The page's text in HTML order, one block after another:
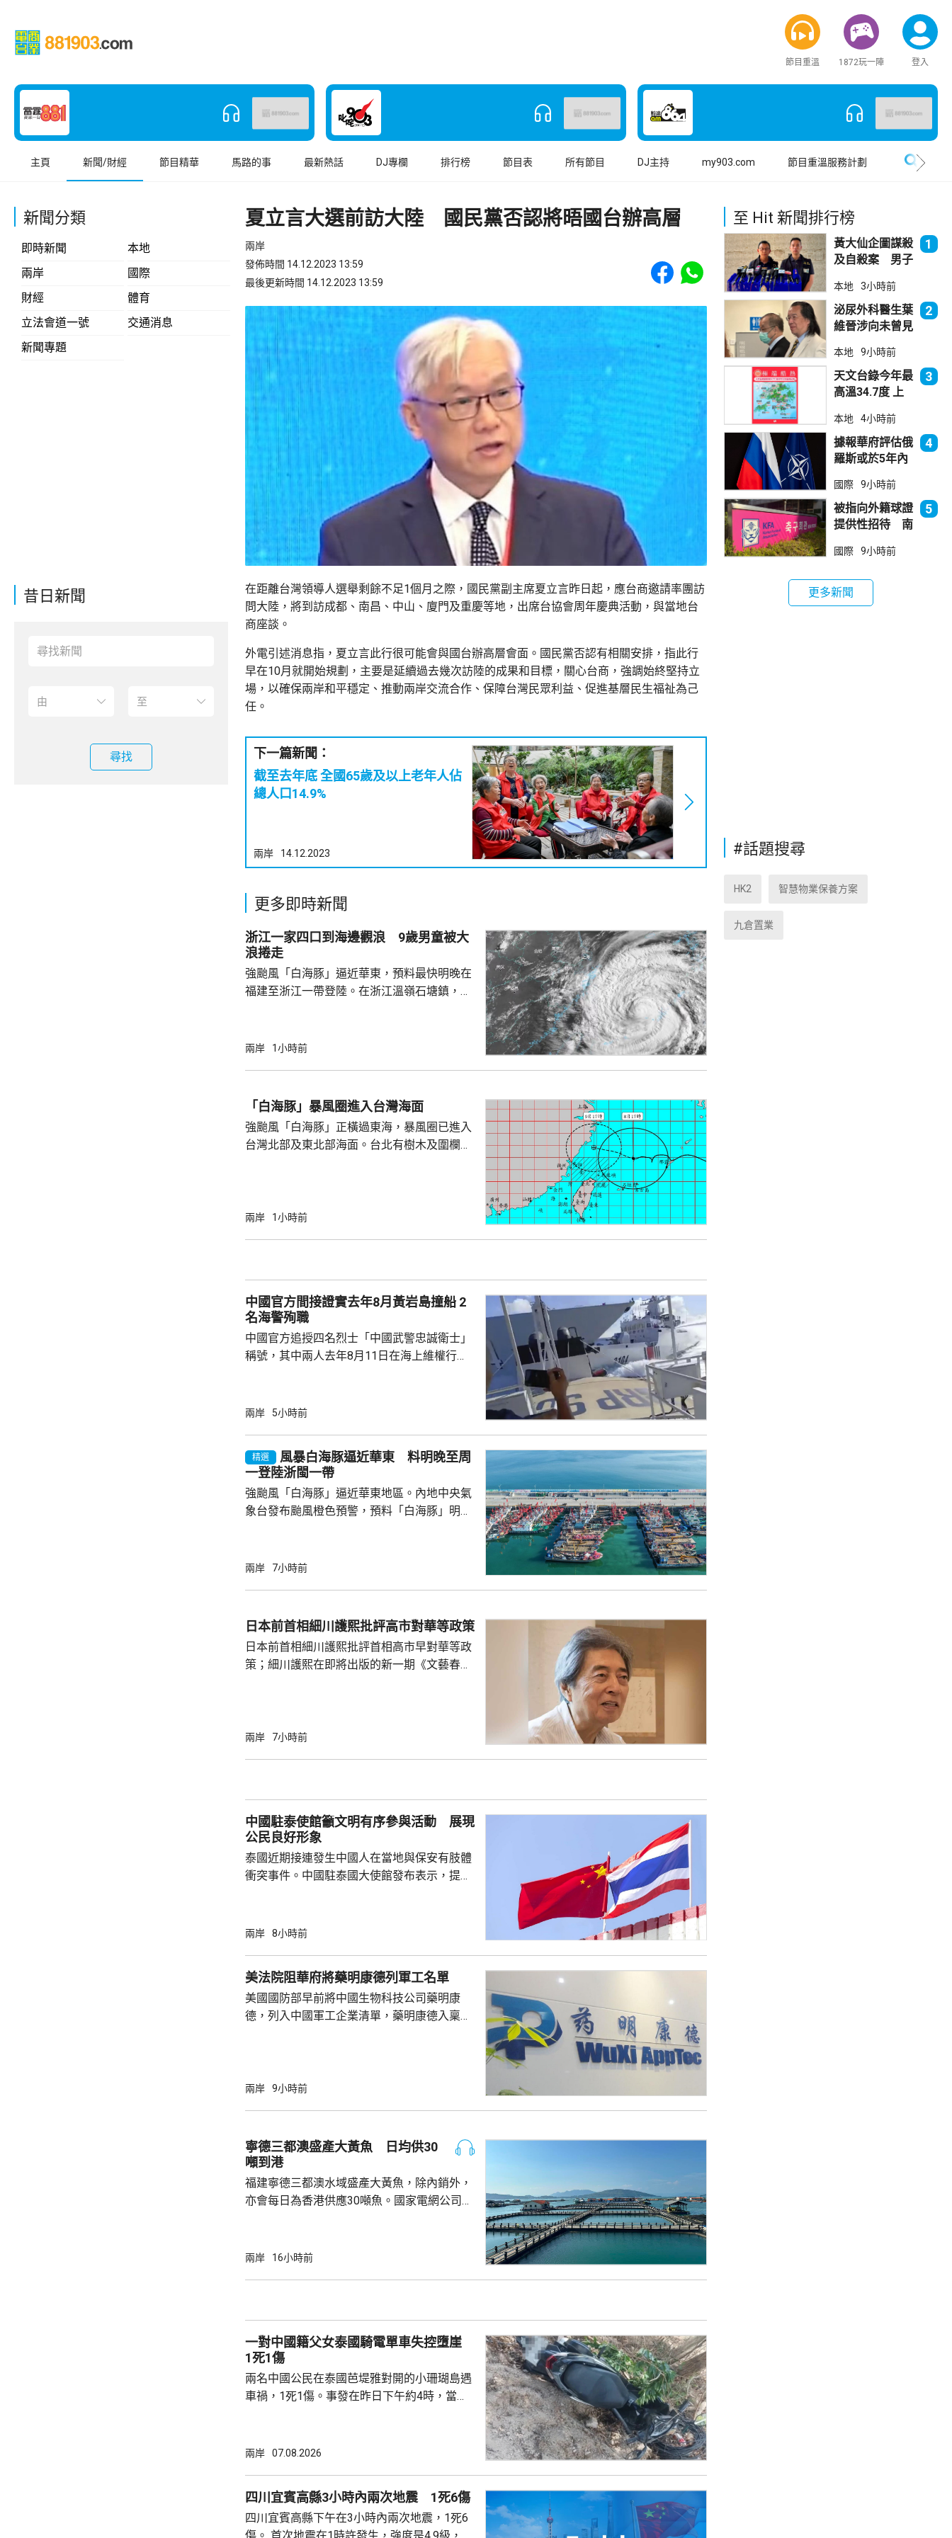
節目重溫 1872玩一陣 登入
主頁 新聞/財經 節目精華 馬路的事 最新熱話 DJ專欄 排行榜 節目表 所有節目 DJ主持 my903.com 節目重溫服務計劃
新聞分類
即時新聞
本地
兩岸
國際
財經
體育
立法會道一號
交通消息
新聞專題
昔日新聞
尋找
夏立言大選前訪大陸 國民黨否認將晤國台辦高層
兩岸
發佈時間 14.12.2023 13:59
最後更新時間 14.12.2023 13:59
Share to Facebook
Share to WhatsApp
在距離台灣領導人選舉剩餘不足1個月之際，國民黨副主席夏立言昨日起，應台商邀請率團訪
問大陸，將到訪成都、南昌、中山、廈門及重慶等地，出席台協會周年慶典活動，與當地台
商座談。
外電引述消息指，夏立言此行很可能會與國台辦高層會面。國民黨否認有相關安排，指此行
早在10月就開始規劃，主要是延續過去幾次訪陸的成果和目標，關心台商，強調始終堅持立
場，以確保兩岸和平穩定、推動兩岸交流合作、保障台灣民眾利益、促進基層民生福祉為己
任。
下一篇新聞：
截至去年底 全國65歲及以上老年人佔
總人口14.9%
兩岸 14.12.2023
更多即時新聞
浙江一家四口到海邊觀浪 9歲男童被大
浪捲走
強颱風「白海豚」逼近華東，預料最快明晚在
福建至浙江一帶登陸。在浙江溫嶺石塘鎮，有
是一家人的兩名成人及兩名小童在海邊觀浪，
石塘鎮政府證實事件，指正搜尋失蹤男童。
兩岸 1小時前
「白海豚」暴風圈進入台灣海面
強颱風「白海豚」正橫過東海，暴風圈已進入
台灣北部及東北部海面。台北有樹木及圍欄倒
的強度將減弱，暴風圈亦有縮小趨勢，但中部
兩岸 1小時前
中國官方間接證實去年8月黃岩島撞船 2
名海警殉職
中國官方追授四名烈士「中國武警忠誠衛士」
稱號，其中兩人去年8月11日在海上維權行動
意味中國時隔一年首次間接證實撞船事件造成
去年8月11日參與南海一線維權行動犧牲，被
追記一等功。25歲的程龍同日在海上維權行動
中不幸犧牲，同樣追記一等功。...
兩岸 5小時前
精選
風暴白海豚逼近華東 料明晚至周
一登陸浙閩一帶
強颱風「白海豚」逼近華東地區。內地中央氣
象台發布颱風橙色預警，預料「白海豚」明晚
級，陣風15至17級；浙江、上海、江蘇等地，
區仍有暴雨，部分地區累計雨量可達200至
400毫米，浙江東部局部更將超過600毫米。
上海市氣象台指，「白海豚...
兩岸 7小時前
日本前首相細川護熙批評高市對華等政策
日本前首相細川護熙批評首相高市早對華等政
策；細川護熙在即將出版的新一期《文藝春
施，打破僵局，難免被批評是不負責任。他認
兩岸 7小時前
中國駐泰使館籲文明有序參與活動 展現
公民良好形象
泰國近期接連發生中國人在當地與保安有肢體
衝突事件。中國駐泰國大使館發布表示，提醒
定，文明旅遊、禮貌待人，展現中國公民良好
公民要提前做好準備，了解活動規則，包括入
場、拍攝、攜帶物品等要求，如發生糾紛或合
法權益受到侵害，應保持冷靜，依法理性維...
兩岸 8小時前
美法院阻華府將藥明康德列軍工名單
美國國防部早前將中國生物科技公司藥明康
德，列入中國軍工企業清單，藥明康德入稟法
決表示歡迎，認為此舉減輕公司被列入名單所
里巴巴、百度及比亞迪等中國企業，列為支援
中國軍方的實體，多間被列入名單的公司事...
兩岸 9小時前
寧德三都澳盛產大黃魚 日均供30
噸到港
福建寧德三都澳水域盛產大黃魚，除內銷外，
亦會每日為香港供應30噸魚。國家電網公司就
萬 要求研發大黃魚人工繁殖技術 福建位於中
都澳等。 在三都澳，有漁民看中當地水質、水
流和水溫適合，設立養...
兩岸 16小時前
一對中國籍父女泰國騎電單車失控墮崖
1死1傷
兩名中國公民在泰國芭堤雅對開的小珊瑚島遇
車禍，1死1傷。事發在昨日下午約4時，當地
歲父親當場死亡，年約30歲的女兒受傷送院救
後，已聯繫辦案警局及醫院，要求積極救治傷
者，妥善保存死者遺體。使館已聯繫死者在國
兩岸 07.08.2026
四川宜賓高縣3小時內兩次地震 1死6傷
四川宜賓高縣下午在3小時內兩次地震，1死6
傷。 首次地震在1時許發生，強度是4.9級，4
至 Hit 新聞排行榜
黃大仙企圖謀殺
及自殺案 男子
墮樓亡
1
本地 3小時前
泌尿外科醫生葉
維晉涉向未曾見
委會繼續聆訊
2
本地 9小時前
天文台錄今年最
高溫34.7度 上
3
本地 4小時前
據報華府評估俄
羅斯或於5年內
北約集體防禦
4
國際 9小時前
被指向外籍球證
提供性招待 南
5
國際 9小時前
更多新聞
#話題搜尋
HK2 智慧物業保養方案
九倉置業